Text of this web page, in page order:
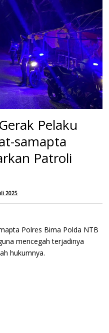
Pelaku
samapta
Patroli
2025
Polres Bima Polda NTB
mencegah terjadinya
hukumnya.